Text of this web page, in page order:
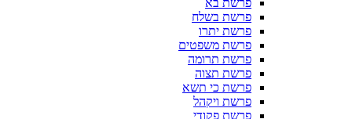
פרשת בא
פרשת בשלח
פרשת יתרו
פרשת משפטים
פרשת תרומה
פרשת תצוה
פרשת כי תשא
פרשת ויקהל
פרשת פקודי